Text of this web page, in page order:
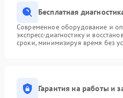
Бесплатная
Современное оборудование и
экспресс-диагностику и
сроки, минимизируя время без
Гарантия на работы и